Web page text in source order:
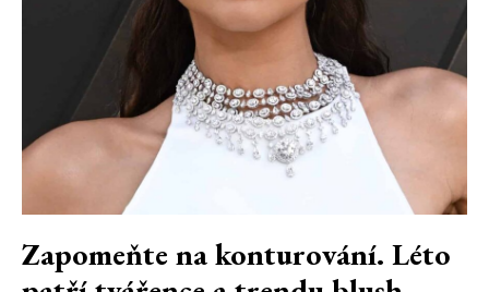
Zapomeňte na konturování. Léto